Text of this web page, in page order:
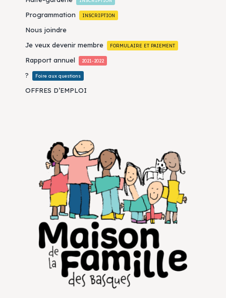
Programmation INSCRIPTION
Nous joindre
Je veux devenir membre
FORMULAIRE ET PAIEMENT
Rapport annuel 2021-2022
? Foire aux questions
OFFRES D’EMPLOI